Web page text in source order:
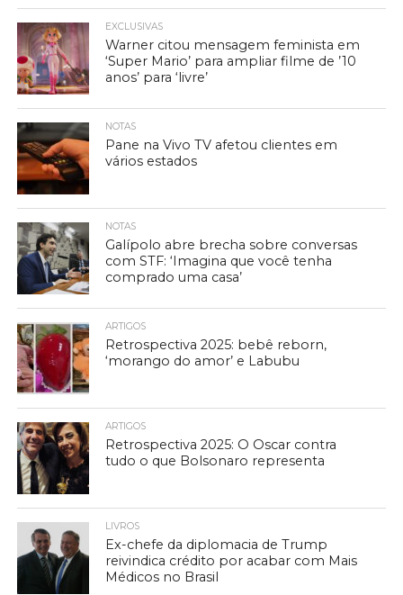
EXCLUSIVAS
Warner citou mensagem feminista em
‘Super Mario’ para ampliar filme de ’10
anos’ para ‘livre’
NOTAS
Pane na Vivo TV afetou clientes em
vários estados
NOTAS
Galípolo abre brecha sobre conversas
com STF: ‘Imagina que você tenha
comprado uma casa’
ARTIGOS
Retrospectiva 2025: bebê reborn,
‘morango do amor’ e Labubu
ARTIGOS
Retrospectiva 2025: O Oscar contra
tudo o que Bolsonaro representa
LIVROS
Ex-chefe da diplomacia de Trump
reivindica crédito por acabar com Mais
Médicos no Brasil